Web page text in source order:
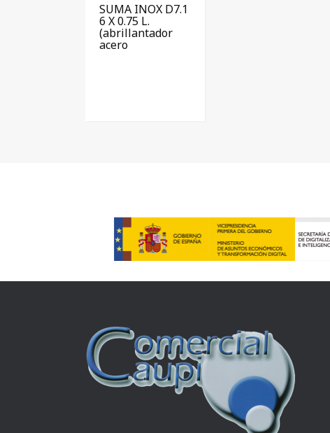
SUMA INOX D7.1
6 X 0.75 L.
(abrillantador
acero